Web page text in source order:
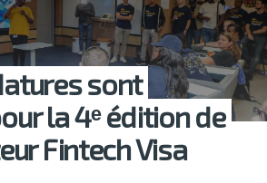
sont
la 4ᵉ édition de
Fintech Visa